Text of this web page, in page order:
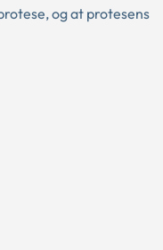
og at protesens